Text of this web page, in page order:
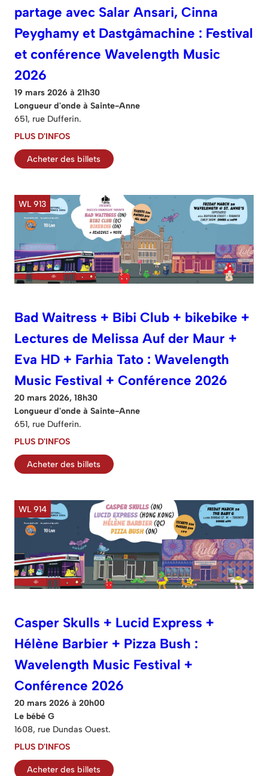
partage avec Salar Ansari, Cinna
Peyghamy et Dastgâmachine : Festival
et conférence Wavelength Music
2026
19 mars 2026 à 21h30
Longueur d'onde à Sainte-Anne
651, rue Dufferin.
PLUS D'INFOS
Acheter des billets
WL 913
Bad Waitress + Bibi Club + bikebike +
Lectures de Melissa Auf der Maur +
Eva HD + Farhia Tato : Wavelength
Music Festival + Conférence 2026
20 mars 2026, 18h30
Longueur d'onde à Sainte-Anne
651, rue Dufferin.
PLUS D'INFOS
Acheter des billets
WL 914
Casper Skulls + Lucid Express +
Hélène Barbier + Pizza Bush :
Wavelength Music Festival +
Conférence 2026
20 mars 2026 à 20h00
Le bébé G
1608, rue Dundas Ouest.
PLUS D'INFOS
Acheter des billets